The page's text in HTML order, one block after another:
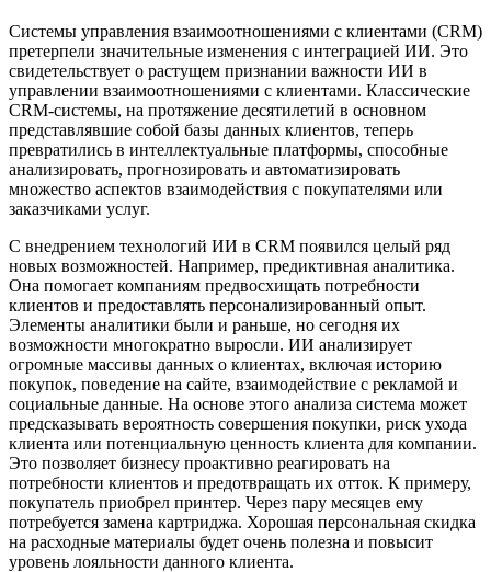
Системы управления взаимоотношениями с клиентами (CRM)
претерпели значительные изменения с интеграцией ИИ. Это
свидетельствует о растущем признании важности ИИ в
управлении взаимоотношениями с клиентами. Классические
CRM-системы, на протяжение десятилетий в основном
представлявшие собой базы данных клиентов, теперь
превратились в интеллектуальные платформы, способные
анализировать, прогнозировать и автоматизировать
множество аспектов взаимодействия с покупателями или
заказчиками услуг.
С внедрением технологий ИИ в CRM появился целый ряд
новых возможностей. Например, предиктивная аналитика.
Она помогает компаниям предвосхищать потребности
клиентов и предоставлять персонализированный опыт.
Элементы аналитики были и раньше, но сегодня их
возможности многократно выросли. ИИ анализирует
огромные массивы данных о клиентах, включая историю
покупок, поведение на сайте, взаимодействие с рекламой и
социальные данные. На основе этого анализа система может
предсказывать вероятность совершения покупки, риск ухода
клиента или потенциальную ценность клиента для компании.
Это позволяет бизнесу проактивно реагировать на
потребности клиентов и предотвращать их отток. К примеру,
покупатель приобрел принтер. Через пару месяцев ему
потребуется замена картриджа. Хорошая персональная скидка
на расходные материалы будет очень полезна и повысит
уровень лояльности данного клиента.